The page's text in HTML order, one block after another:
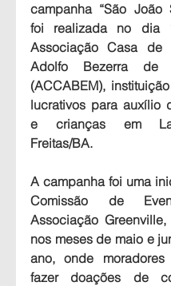
campanha “São João
foi realizada no dia
Associação Casa de
Adolfo Bezerra de
(ACCABEM),
lucrativos para auxílio
e crianças em
Freitas/BA.
A campanha foi uma
Comissão de
Associação Greenville,
nos meses de maio e
ano, onde moradores
fazer doações de